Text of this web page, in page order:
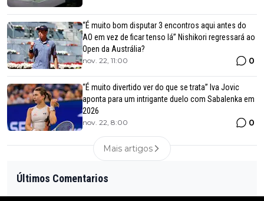
“É muito bom disputar 3 encontros aqui antes do
AO em vez de ficar tenso lá” Nishikori regressará ao
Open da Austrália?
nov. 22, 11:00 0
“É muito divertido ver do que se trata” Iva Jovic
aponta para um intrigante duelo com Sabalenka em
2026
nov. 22, 8:00 0
Mais artigos
Últimos Comentarios